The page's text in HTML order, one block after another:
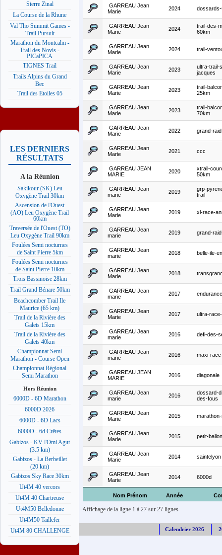
Sierre Zinal
La Course de la Rhune
Val Tho Summit Games -
Trail Pursuit
Marathon du Montcalm -
Trail des Novis -
PICaPICA
TIGNES Trail
Trails Alpins du Grand
Bec
Trail des Etoiles 05
LES DERNIERS
RÉSULTATS
A la Réunion
Sakikour (SK) Leu
Oxygène Trail 30km
Ascension de l'Ouest
(AO) Leu Oxygène Trail
60km
Traversée de l'Ouest (TO)
Leu Oxygène Trail 90km
Foulées Semi nocturnes
de Saint Pierre 5km
Foulées Semi nocturnes
de Saint Pierre 10km
Trois Bassinoise 28km
Trail Grand Bénare 50km
Beachcomber Trail Ile
Maurice (65 km)
Trail de la Rivière des
Galets 15km
Trail de la Rivière des
Galets 40km
Championnat Semi
Marathon - Course Open
Championnat Régional
Semi Marathon
Hors Réunion
6000D - 6D Marathon
6000D 2026
6000D - 6D Lacs
6000D - 6d Crêtes
Gabizos - KV l'Omi Agut
(3.5 km)
Gabizos - La Berbeillet
(20 km)
Gabizos Sky Race 30km
Ut4M 40 vercors
Ut4M 40 Chartreuse
Ut4M50 Belledonne
Ut4M50 Taillefer
Ut4M 80 CHALLENGE
Nom Prénom Année
GARREAU Jean
Marie
2024
GARREAU Jean
Marie
2024
trail-des-
60km
GARREAU Jean
Marie
2024 trail-
GARREAU Jean
Marie
2023
ultra-trail-
jacques
GARREAU Jean
Marie
2023
trail-
25km
GARREAU Jean
Marie
2023
trail-
70km
GARREAU Jean
Marie
2022 grand-
GARREAU Jean
Marie
2021 ccc
GARREAU JEAN
MARIE
2020
xtrail-
50km
GARREAU Jean
marie
2019
grp-
trail
GARREAU Jean
Marie
2019 xl-race-
GARREAU Jean
marie
2019 grand-
GARREAU Jean
marie
2018 belle-ile-
GARREAU Jean
Marie
2018
GARREAU Jean
marie
2017
GARREAU Jean
Marie
2017 ultra-
GARREAU Jean
marie
2016 defi-des-
GARREAU Jean
marie
2016 maxi-
GARREAU JEAN
MARIE
2016 diagonale
GARREAU Jean
marie
2016
dossard-
des-fous
GARREAU Jean
Marie
2015
GARREAU Jean
Marie
2015 petit-ballon
GARREAU Jean
Marie
2014 saintelyon
GARREAU Jean
Marie
2014 6000d
Affichage de la ligne 1 à 27 sur 27 lignes
Calendrier 2026